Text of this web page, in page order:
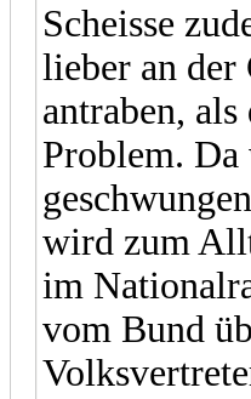
Scheisse
lieber an der
antraben,
Problem. Da
wird zum
im
vom Bund